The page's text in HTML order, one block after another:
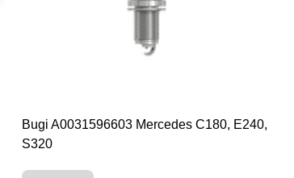
Bugi A0031596603 Mercedes C180, E240,
S320